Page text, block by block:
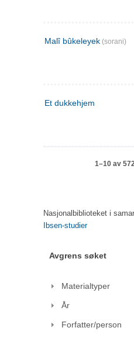
Malî bûkeleyek (sorani)
Et dukkehjem
1–10 av
Nasjonalbiblioteket i
Ibsen-studier
Avgrens søket
Materialtyper
År
Forfatter/person